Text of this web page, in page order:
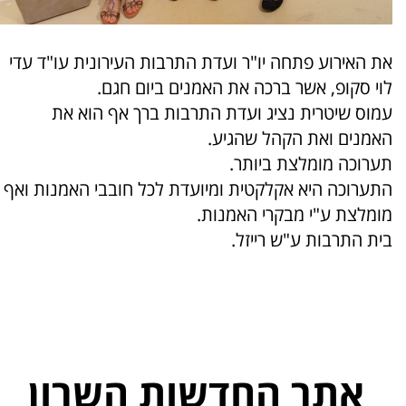
את האירוע פתחה יו"ר ועדת התרבות העירונית עו"ד עדי
לוי סקופ, אשר ברכה את האמנים ביום חגם.
עמוס שיטרית נציג ועדת התרבות ברך אף הוא את
האמנים ואת הקהל שהגיע.
תערוכה מומלצת ביותר.
התערוכה היא אקלקטית ומיועדת לכל חובבי האמנות ואף
מומלצת ע"י מבקרי האמנות.
בית התרבות ע"ש רייזל.
אתר החדשות השרון